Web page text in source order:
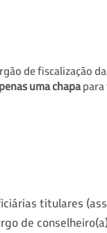
de fiscalização
uma chapapara
titulares
de